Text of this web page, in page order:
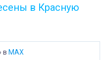
в Красную
в MAX